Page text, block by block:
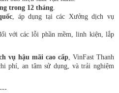
trong 12 tháng
, áp dụng tại các Xưởng dịch vụ
với các lỗi phần mềm, linh kiện, lắp
vụ hậu mãi cao cấp , VinFast Thanh
phí, an tâm sử dụng, và trải nghiệm